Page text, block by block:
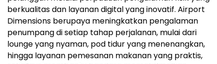
berkualitas dan layanan digital yang inovatif. Airport
Dimensions berupaya meningkatkan pengalaman
penumpang di setiap tahap perjalanan, mulai dari
lounge yang nyaman, pod tidur yang menenangkan,
hingga layanan pemesanan makanan yang praktis,